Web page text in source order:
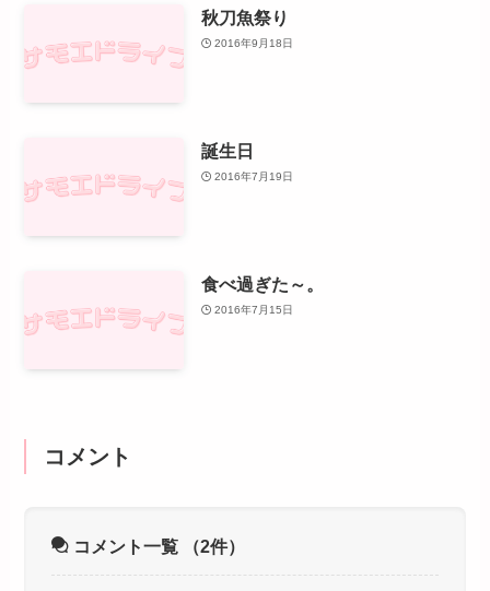
秋刀魚祭り
2016年9月18日
誕生日
2016年7月19日
食べ過ぎた～。
2016年7月15日
コメント
コメント一覧 （2件）